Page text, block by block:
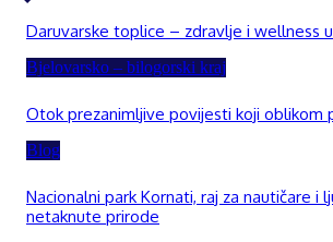
Daruvarske toplice – zdravlje i wellness
Bjelovarsko – bilogorski kraj
Otok prezanimljive povijesti koji oblikom
Blog
Nacionalni park Kornati, raj za nautičare i
netaknute prirode